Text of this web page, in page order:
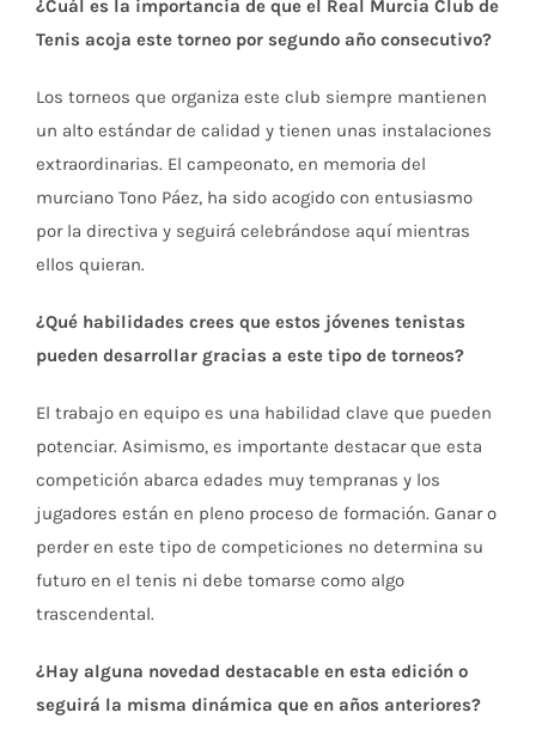
¿Cuál es la importancia de que el Real Murcia Club de
Tenis acoja este torneo por segundo año consecutivo?
Los torneos que organiza este club siempre mantienen
un alto estándar de calidad y tienen unas instalaciones
extraordinarias. El campeonato, en memoria del
murciano Tono Páez, ha sido acogido con entusiasmo
por la directiva y seguirá celebrándose aquí mientras
ellos quieran.
¿Qué habilidades crees que estos jóvenes tenistas
pueden desarrollar gracias a este tipo de torneos?
El trabajo en equipo es una habilidad clave que pueden
potenciar. Asimismo, es importante destacar que esta
competición abarca edades muy tempranas y los
jugadores están en pleno proceso de formación. Ganar o
perder en este tipo de competiciones no determina su
futuro en el tenis ni debe tomarse como algo
trascendental.
¿Hay alguna novedad destacable en esta edición o
seguirá la misma dinámica que en años anteriores?